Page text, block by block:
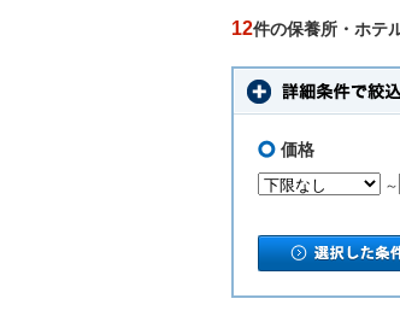
12件の保養所・ホテ
価格
～